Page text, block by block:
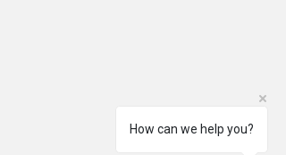
How can we help you?